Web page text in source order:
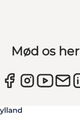
Mød os her